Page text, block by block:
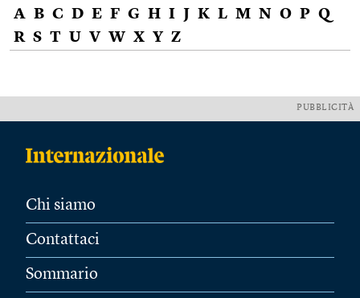
A B C D E F G H I J K L M N O P Q
R S T U V W X Y Z
PUBBLICITÀ
Chi siamo
Contattaci
Sommario